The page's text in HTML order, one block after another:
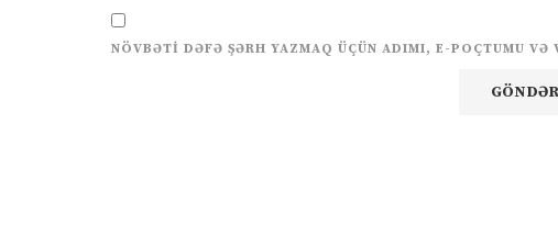
NÖVBƏTI DƏFƏ ŞƏRH YAZMAQ ÜÇÜN ADIMI, E-POÇTUMU VƏ